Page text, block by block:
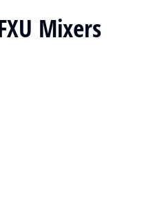
Mixers